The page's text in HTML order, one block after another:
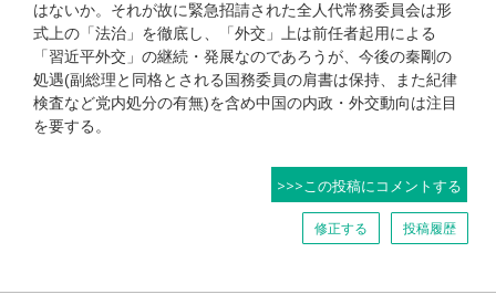
はないか。それが故に緊急招請された全人代常務委員会は形
式上の「法治」を徹底し、「外交」上は前任者起用による
「習近平外交」の継続・発展なのであろうが、今後の秦剛の
処遇(副総理と同格とされる国務委員の肩書は保持、また紀律
検査など党内処分の有無)を含め中国の内政・外交動向は注目
を要する。
>>>この投稿にコメントする
修正する 投稿履歴